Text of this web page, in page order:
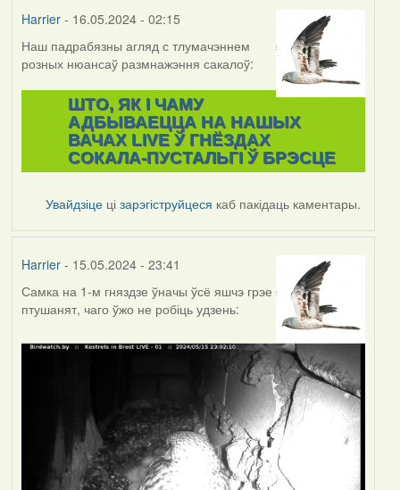
Harrier- 16.05.2024 - 02:15
Наш падрабязны агляд с тлумачэннем
розных нюансаў размнажэння сакалоў:
ШТО, ЯК І ЧАМУ
АДБЫВАЕЦЦА НА НАШЫХ
ВАЧАХ LIVE Ў ГНЁЗДАХ
СОКАЛА-ПУСТАЛЬГІ Ў БРЭСЦЕ
Увайдзіце цізарэгіструйцеся каб пакідаць каментары.
Harrier- 15.05.2024 - 23:41
Самка на 1-м гняздзе ўначы ўсё яшчэ грэе
птушанят, чаго ўжо не робіць удзень: